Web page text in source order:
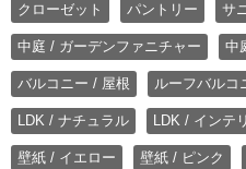
クローゼット パントリー サ
中庭 / ガーデンファニチャー 中
バルコニー / 屋根 ルーフバルコ
LDK / ナチュラル LDK / インテ
壁紙 / イエロー 壁紙 / ピンク